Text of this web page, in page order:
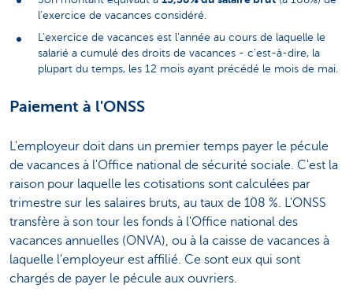
l'exercice de vacances considéré.
L'exercice de vacances est l'année au cours de laquelle le
salarié a cumulé des droits de vacances - c'est-à-dire, la
plupart du temps, les 12 mois ayant précédé le mois de mai.
Paiement à l'ONSS
L'employeur doit dans un premier temps payer le pécule
de vacances à l'Office national de sécurité sociale. C'est la
raison pour laquelle les cotisations sont calculées par
trimestre sur les salaires bruts, au taux de 108 %. L'ONSS
transfère à son tour les fonds à l'Office national des
vacances annuelles (ONVA), ou à la caisse de vacances à
laquelle l'employeur est affilié. Ce sont eux qui sont
chargés de payer le pécule aux ouvriers.